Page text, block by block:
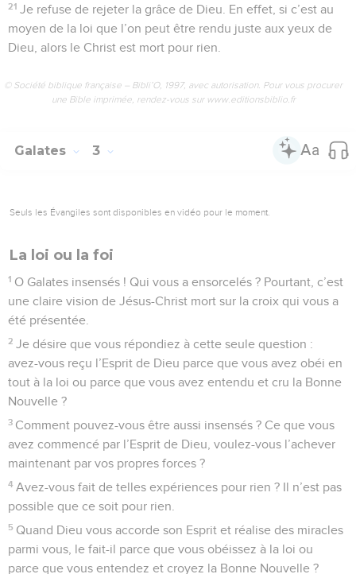
21 Je refuse de rejeter la grâce de Dieu. En effet, si c’est au
moyen de la loi que l’on peut être rendu juste aux yeux de
Dieu, alors le Christ est mort pour rien.
© Société biblique française – Bibli’O, 1997, avec autorisation. Pour vous procurer
une Bible imprimée, rendez-vous sur www.editionsbiblio.fr
Galates 3
Seuls les Évangiles sont disponibles en vidéo pour le moment.
La loi ou la foi
1 O Galates insensés ! Qui vous a ensorcelés ? Pourtant, c’est
une claire vision de Jésus-Christ mort sur la croix qui vous a
été présentée.
2 Je désire que vous répondiez à cette seule question :
avez-vous reçu l’Esprit de Dieu parce que vous avez obéi en
tout à la loi ou parce que vous avez entendu et cru la Bonne
Nouvelle ?
3 Comment pouvez-vous être aussi insensés ? Ce que vous
avez commencé par l’Esprit de Dieu, voulez-vous l’achever
maintenant par vos propres forces ?
4 Avez-vous fait de telles expériences pour rien ? Il n’est pas
possible que ce soit pour rien.
5 Quand Dieu vous accorde son Esprit et réalise des miracles
parmi vous, le fait-il parce que vous obéissez à la loi ou
parce que vous entendez et croyez la Bonne Nouvelle ?